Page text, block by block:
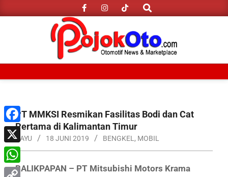
to
Search
MenuPT MMKSI Resmikan Fasilitas Bodi dan Cat
Pertama di Kalimantan Timur
BAYU 18 JUNI 2019 BENGKEL , MOBIL
BALIKPAPAN – PT Mitsubishi Motors Krama
Facebook
X
WhatsApp